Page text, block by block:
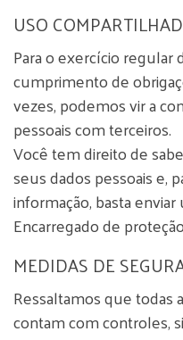
USO
Para o exercício regular
cumprimento de
vezes, podemos vir a
pessoais com terceiros.
Você tem direito de
seus dados pessoais e,
informação, basta
Encarregado de
MEDIDAS DE
Ressaltamos que todas
contam com controles,